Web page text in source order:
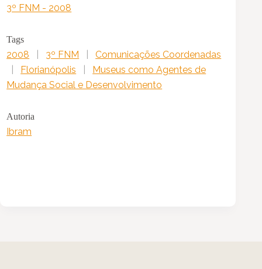
3º FNM - 2008
Tags
2008 3º FNM
Comunicações Coordenadas
Florianópolis
Museus como Agentes de
Mudança Social e Desenvolvimento
Autoria
Ibram